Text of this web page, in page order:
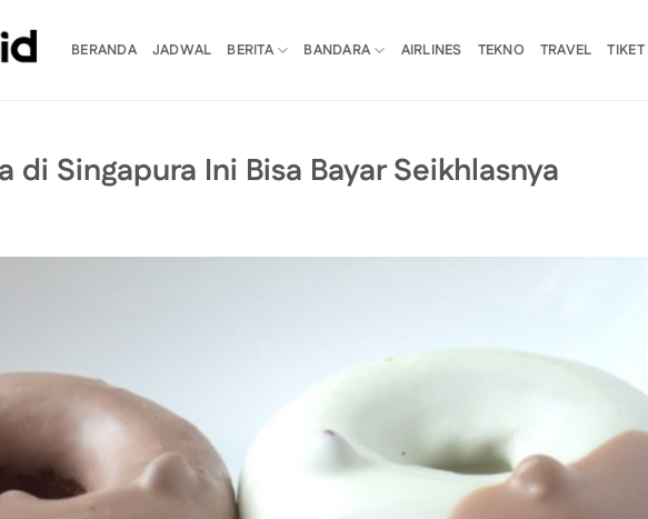
BERANDA JADWAL BERITA BANDARA AIRLINES TEKNO TRAVEL TIKET
di Singapura Ini Bisa Bayar Seikhlasnya